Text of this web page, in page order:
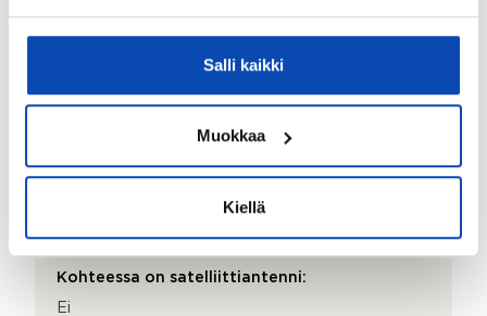
Salli kaikki
Muokkaa
Kiellä
Ei
Kyllä
Kylmä ulkovarasto
Kohteessa on satelliittiantenni:
Ei